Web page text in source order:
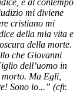
mi diviene
cristiano mi
della mia vita e
della morte.
che Giovanni
dell’uomo in
Ma Egli,
Sono io...” (cfr.